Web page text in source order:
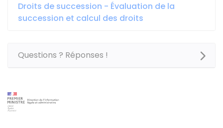
Droits de succession - Évaluation de la
succession et calcul des droits
Questions ? Réponses !